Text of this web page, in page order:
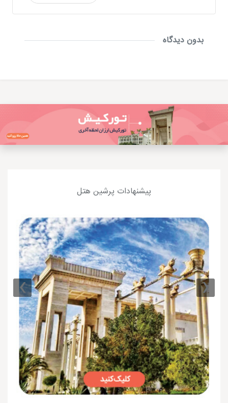
بدون دیدگاه
پیشنهادات پرشین هتل
‹
›